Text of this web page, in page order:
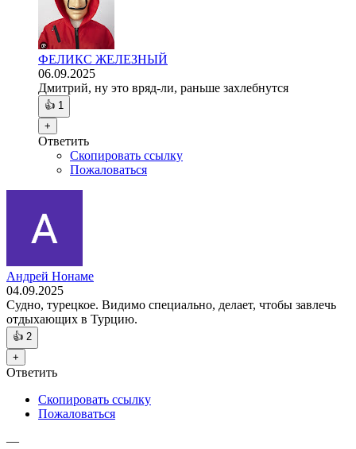
ФЕЛИКС ЖЕЛЕЗНЫЙ
06.09.2025
Дмитрий, ну это вряд-ли, раньше захлебнутся
👍 1
+
Ответить
Скопировать ссылку
Пожаловаться
Андрей Нонаме
04.09.2025
Судно, турецкое. Видимо специально, делает, чтобы завлечь
отдыхающих в Турцию.
👍 2
+
Ответить
Скопировать ссылку
Пожаловаться
—